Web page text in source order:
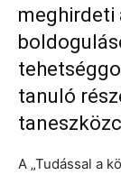
meghirdeti
tanuló
A „Tudással a